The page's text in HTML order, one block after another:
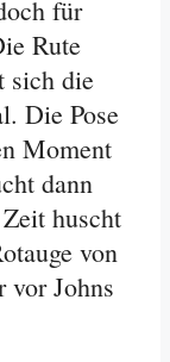
für
Rute
sich die
Die Pose
Moment
dann
huscht
von
vor Johns